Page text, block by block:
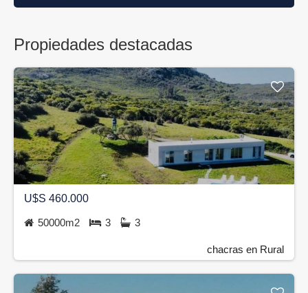
Propiedades destacadas
U$S 460.000
50000m2 3 3
chacras en Rural